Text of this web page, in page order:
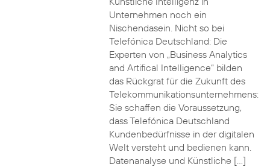
Unternehmen noch ein
Nischendasein. Nicht so bei
Telefónica Deutschland: Die
Experten von „Business Analytics
and Artifical Intelligence“ bilden
das Rückgrat für die Zukunft des
Telekommunikationsunternehmens:
Sie schaffen die Voraussetzung,
dass Telefónica Deutschland
Kundenbedürfnisse in der digitalen
Welt versteht und bedienen kann.
Datenanalyse und Künstliche […]